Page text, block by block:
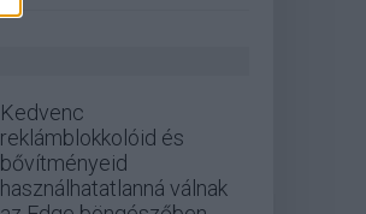
Kedvenc
reklámblokkolóid és
bővítményeid
használhatatlanná válnak